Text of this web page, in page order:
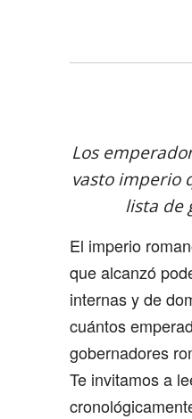
Los
vasto imperio
lista de
El imperio
que alcanzó
internas y de
cuántos
gobernadores
Te invitamos a